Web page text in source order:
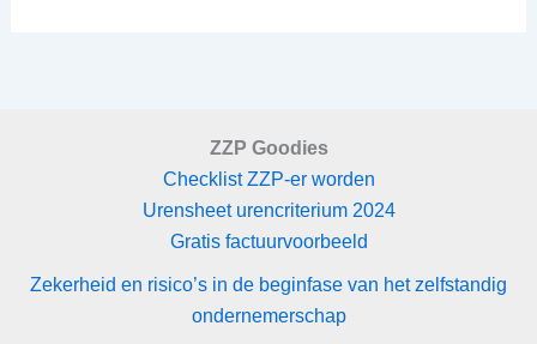
ZZP Goodies
Checklist ZZP-er worden
Urensheet urencriterium 2024
Gratis factuurvoorbeeld
Zekerheid en risico’s in de beginfase van het zelfstandig
ondernemerschap